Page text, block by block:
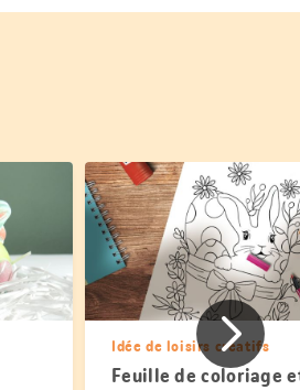
Idée de loisirs créatifs
Feuille de coloriage
Page